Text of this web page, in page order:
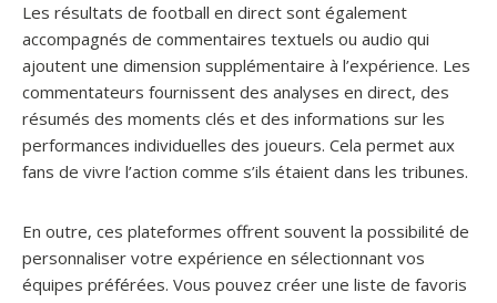
Les résultats de football en direct sont également
accompagnés de commentaires textuels ou audio qui
ajoutent une dimension supplémentaire à l’expérience. Les
commentateurs fournissent des analyses en direct, des
résumés des moments clés et des informations sur les
performances individuelles des joueurs. Cela permet aux
fans de vivre l’action comme s’ils étaient dans les tribunes.
En outre, ces plateformes offrent souvent la possibilité de
personnaliser votre expérience en sélectionnant vos
équipes préférées. Vous pouvez créer une liste de favoris